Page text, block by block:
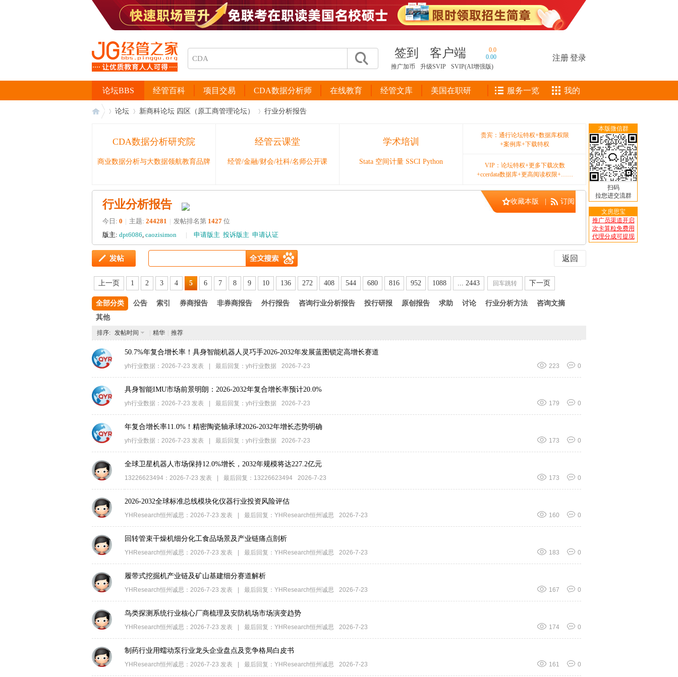
签到 客户端
0.0
0.00
推广加币
升级SVIP SVIP(AI增强版)
注册登录
经管百科 项目交易 CDA数据分析师 在线教育 经管文库 美国在职研
论坛BBS 服务一览 我的
管
之
论坛 新商科论坛 四区（原工商管理论坛） 行业分析报告
CDA数据分析研究院
商业数据分析与大数据领航教育品牌
经管云课堂
经管/金融/财会/社科/名师公开课
学术培训
Stata 空间计量 SSCI Python
贵宾：通行论坛特权+数据库权限
+案例库+下载特权
VIP：论坛特权+更多下载次数
+ccerdata数据库+更高阅读权限+……
收藏本版 订阅
行业分析报告
今日: 0 | 主题: 244281 | 发帖排名第 1427 位
版主: dpt6086, caozisimon | 申请版主 投诉版主 申请认证
返回
上一页 1 2 3 4 5 6 7 8 9 10 136 272 408 544 680 816 952 1088 ... 2443 下一页
全部分类 公告 索引 券商报告 非券商报告 外行报告 咨询行业分析报告 投行研报 原创报告 求助 讨论 行业分析方法
咨询文摘
其他
排序: 发帖时间 精华 推荐
50.7%年复合增长率！具身智能机器人灵巧手2026-2032年发展蓝图锁定高增长赛道
0
223
yh行业数据 ： 2026-7-23 发表 最后回复： yh行业数据 2026-7-23
具身智能IMU市场前景明朗：2026-2032年复合增长率预计20.0%
0
179
yh行业数据 ： 2026-7-23 发表 最后回复： yh行业数据 2026-7-23
年复合增长率11.0%！精密陶瓷轴承球2026-2032年增长态势明确
0
173
yh行业数据 ： 2026-7-23 发表 最后回复： yh行业数据 2026-7-23
全球卫星机器人市场保持12.0%增长，2032年规模将达227.2亿元
0
173
13226623494 ： 2026-7-23 发表 最后回复： 13226623494 2026-7-23
2026-2032全球标准总线模块化仪器行业投资风险评估
0
160
YHResearch恒州诚思 ： 2026-7-23 发表 最后回复： YHResearch恒州诚思 2026-7-23
回转管束干燥机细分化工食品场景及产业链痛点剖析
0
183
YHResearch恒州诚思 ： 2026-7-23 发表 最后回复： YHResearch恒州诚思 2026-7-23
履带式挖掘机产业链及矿山基建细分赛道解析
0
167
YHResearch恒州诚思 ： 2026-7-23 发表 最后回复： YHResearch恒州诚思 2026-7-23
鸟类探测系统行业核心厂商梳理及安防机场市场演变趋势
0
174
YHResearch恒州诚思 ： 2026-7-23 发表 最后回复： YHResearch恒州诚思 2026-7-23
制药行业用蠕动泵行业龙头企业盘点及竞争格局白皮书
0
161
YHResearch恒州诚思 ： 2026-7-23 发表 最后回复： YHResearch恒州诚思 2026-7-23
本版微信群
扫码
拉您进交流群
文房思宝
推广员渠道开启
次卡算粒免费用
代理分成可提现